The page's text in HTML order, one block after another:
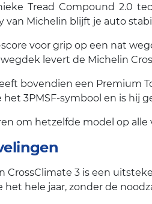
Tread Compound 2.0
van Michelin blijft je auto
voor grip op een nat
levert de Michelin
bovendien een Premium
het 3PMSF-symbool en is hij
om hetzelfde model op
CrossClimate 3 is een
hele jaar, zonder de